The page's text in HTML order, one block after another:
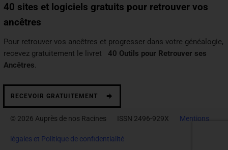
40 sites et logiciels gratuits pour retrouver vos
ancêtres
Pour retrouver vos ancêtres et progresser dans votre généalogie,
recevez gratuitement le livret 40 Outils pour Retrouver ses
Ancêtres.
RECEVOIR GRATUITEMENT
© 2026 Auprès de nos Racines ISSN 2496-929X Mentions
légales et Politique de confidentialité